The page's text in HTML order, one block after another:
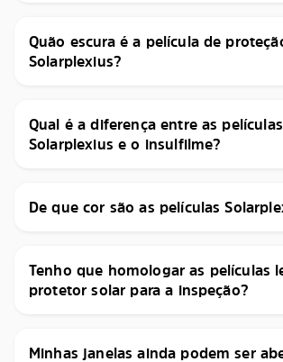
Quão escura é a película de
Solarplexius?
Qual é a diferença entre as películas
Solarplexius e o insulfilme?
De que cor são as películas
Tenho que homologar as películas
protetor solar para a inspeção?
Minhas janelas ainda podem ser